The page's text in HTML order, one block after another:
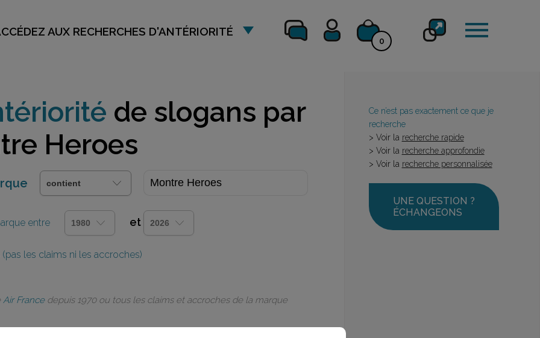
AUX RECHERCHES D'ANTÉRIORITÉ
0
de slogans par
Heroes
entre et
les claims ni les accroches)
Air Francedepuis 1970 ou tous les claims et accroches de la marque
Ce n’est pas exactement ce que je
recherche
> Voir la recherche rapide
> Voir la recherche approfondie
> Voir la recherche personnalisée
UNE QUESTION ?
ÉCHANGEONS